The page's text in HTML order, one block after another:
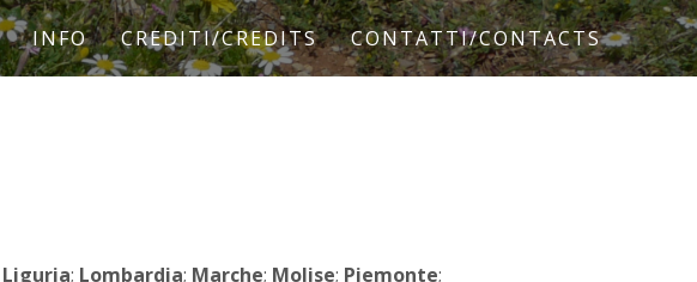
INFO CREDITI/CREDITS CONTATTI/CONTACTS
Liguria; Lombardia; Marche; Molise; Piemonte;